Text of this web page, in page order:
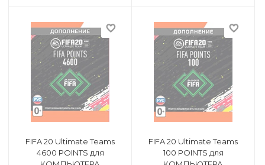
favorite_border
FIFA 20 Ultimate Teams
4600 POINTS для
favorite_border
FIFA 20 Ultimate Teams
100 POINTS для